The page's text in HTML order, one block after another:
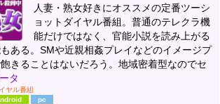
人妻・熟女好きにオススメの定番ツーシ
ョットダイヤル番組。普通のテレクラ機
能だけではなく、官能小説を読み上がる
ある。SMや近親相姦プレイなどのイメージプ
きることはないだろう。地域密着型なのでセ
タ
ヤル番組
pc